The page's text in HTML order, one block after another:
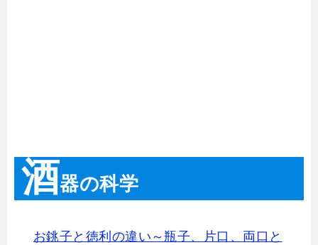
酒器の科学
お銚子と徳利の違い～瓶子、片口、両口と